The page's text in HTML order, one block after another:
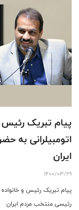
پیام تبریک رئیس
اتومبیلرانی به
ایران
1400/03/29
پیام تبریک رئیس و
رئیسی منتخب مردم ایران